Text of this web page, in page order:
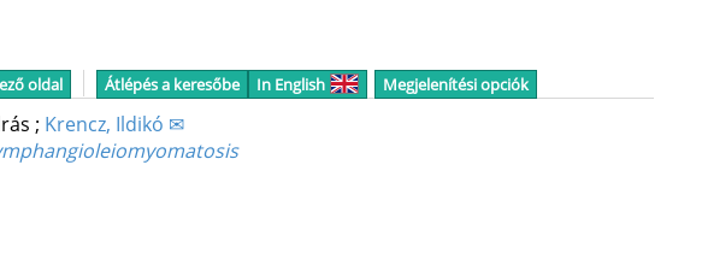
oldal Átlépés a keresőbe In English Megjelenítési opciók
; Krencz, Ildikó ✉